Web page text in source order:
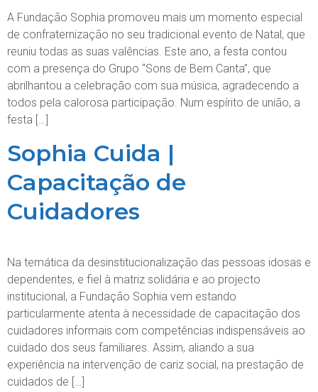
A Fundação Sophia promoveu mais um momento especial
de confraternização no seu tradicional evento de Natal, que
reuniu todas as suas valências. Este ano, a festa contou
com a presença do Grupo “Sons de Bem Canta”, que
abrilhantou a celebração com sua música, agradecendo a
todos pela calorosa participação. Num espírito de união, a
festa […]
Sophia Cuida |
Capacitação de
Cuidadores
Na temática da desinstitucionalização das pessoas idosas e
dependentes, e fiel à matriz solidária e ao projecto
institucional, a Fundação Sophia vem estando
particularmente atenta à necessidade de capacitação dos
cuidadores informais com competências indispensáveis ao
cuidado dos seus familiares. Assim, aliando a sua
experiência na intervenção de cariz social, na prestação de
cuidados de […]